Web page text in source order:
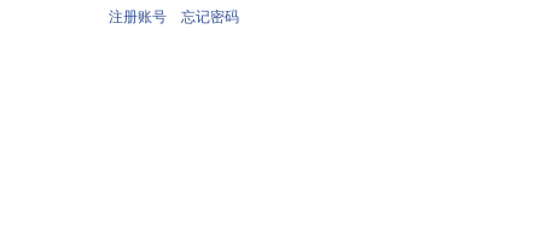
注册账号 忘记密码